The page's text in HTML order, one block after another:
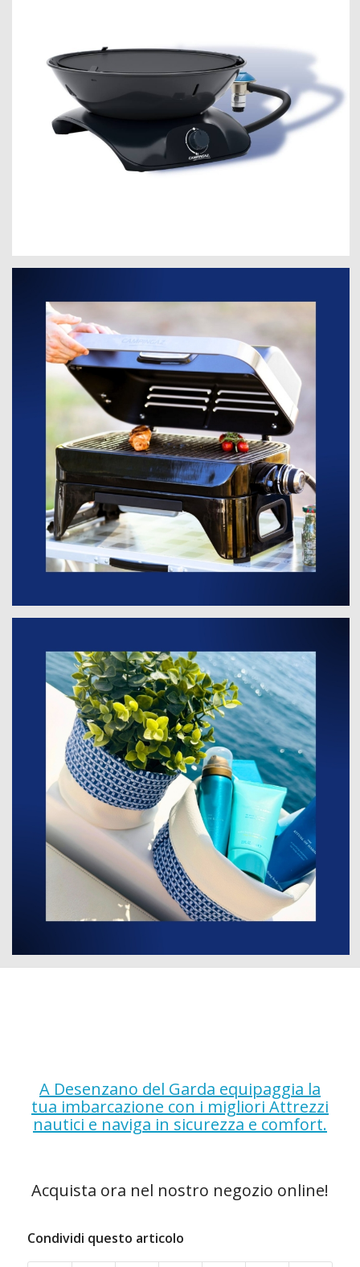
A Desenzano del Garda equipaggia la
tua imbarcazione con i migliori Attrezzi
nautici e naviga in sicurezza e comfort.
Acquista ora nel nostro negozio online!
Condividi questo articolo